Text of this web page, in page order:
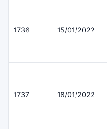
1736 15/01/2022
1737 18/01/2022